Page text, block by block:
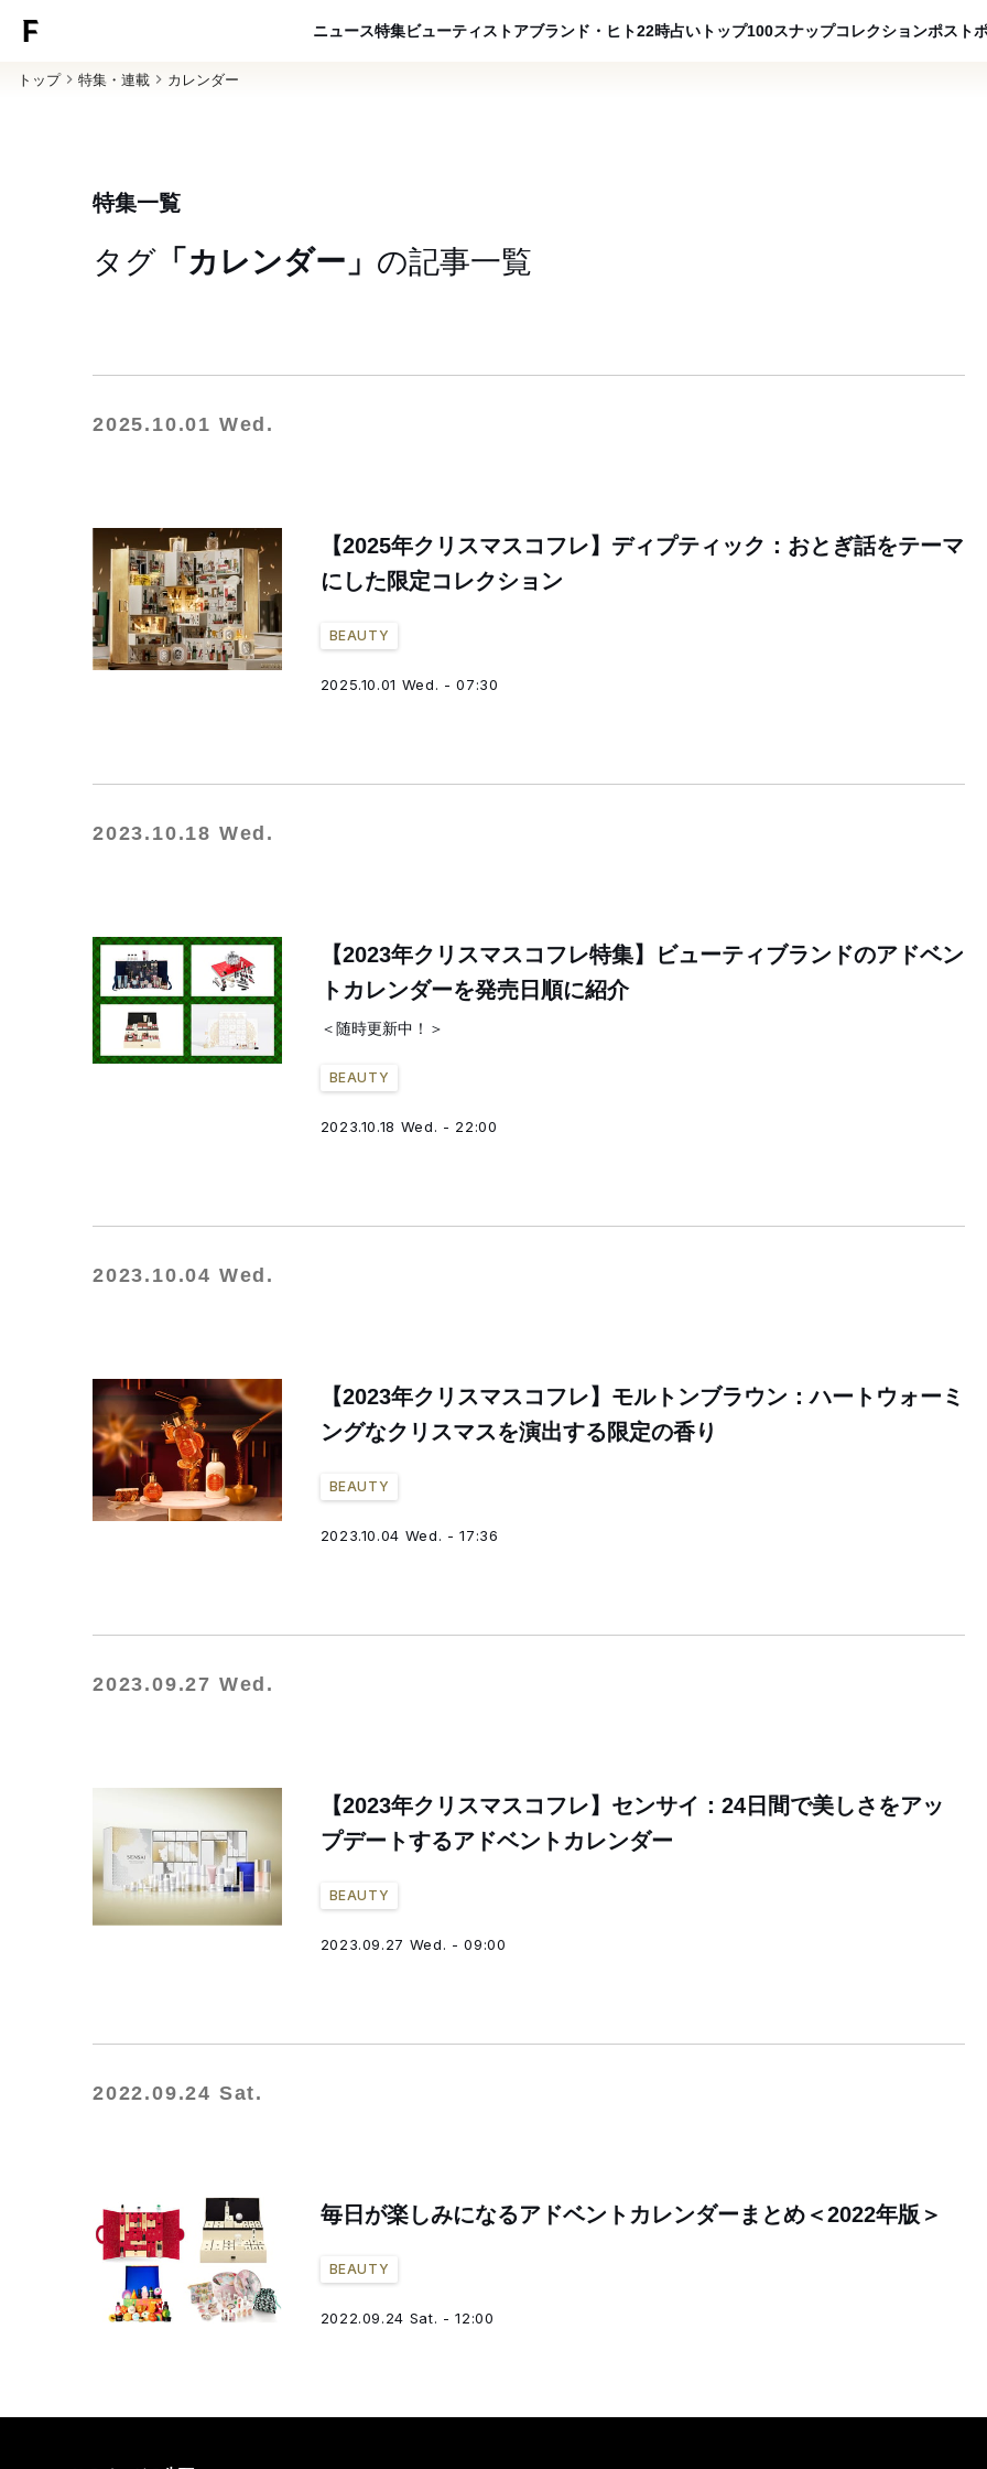
ニュース特集ビューティ ストアブランド・ヒト22時占い トップ100スナップコレクションポスト
トップ 特集・連載 カレンダー
特集一覧
タグ 「カレンダー」 の記事一覧
2025.10.01 Wed.
【2025年クリスマスコフレ】ディプティック：おとぎ話をテーマ
にした限定コレクション
BEAUTY
2025.10.01 Wed. - 07:30
2023.10.18 Wed.
【2023年クリスマスコフレ特集】ビューティブランドのアドベン
トカレンダーを発売日順に紹介
＜随時更新中！＞
BEAUTY
2023.10.18 Wed. - 22:00
2023.10.04 Wed.
【2023年クリスマスコフレ】モルトンブラウン：ハートウォーミ
ングなクリスマスを演出する限定の香り
BEAUTY
2023.10.04 Wed. - 17:36
2023.09.27 Wed.
【2023年クリスマスコフレ】センサイ：24日間で美しさをアッ
プデートするアドベントカレンダー
BEAUTY
2023.09.27 Wed. - 09:00
2022.09.24 Sat.
毎日が楽しみになるアドベントカレンダーまとめ＜2022年版＞
BEAUTY
2022.09.24 Sat. - 12:00